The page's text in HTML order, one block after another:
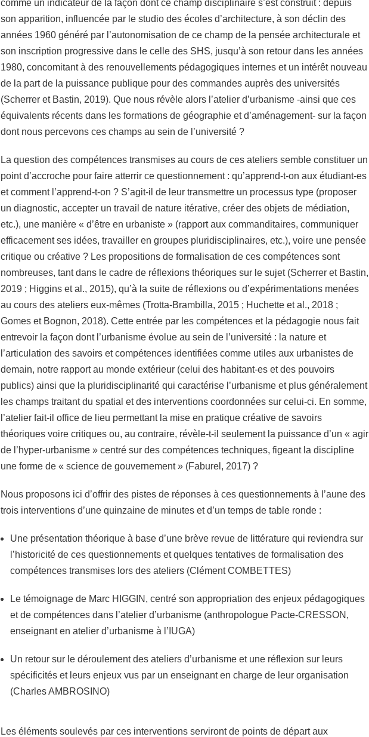
comme un indicateur de la façon dont ce champ disciplinaire s’est construit : depuis
son apparition, influencée par le studio des écoles d’architecture, à son déclin des
années 1960 généré par l’autonomisation de ce champ de la pensée architecturale et
son inscription progressive dans le celle des SHS, jusqu’à son retour dans les années
1980, concomitant à des renouvellements pédagogiques internes et un intérêt nouveau
de la part de la puissance publique pour des commandes auprès des universités
(Scherrer et Bastin, 2019). Que nous révèle alors l’atelier d’urbanisme -ainsi que ces
équivalents récents dans les formations de géographie et d’aménagement- sur la façon
dont nous percevons ces champs au sein de l’université ?
La question des compétences transmises au cours de ces ateliers semble constituer un
point d’accroche pour faire atterrir ce questionnement : qu’apprend-t-on aux étudiant-es
et comment l’apprend-t-on ? S’agit-il de leur transmettre un processus type (proposer
un diagnostic, accepter un travail de nature itérative, créer des objets de médiation,
etc.), une manière « d’être en urbaniste » (rapport aux commanditaires, communiquer
efficacement ses idées, travailler en groupes pluridisciplinaires, etc.), voire une pensée
critique ou créative ? Les propositions de formalisation de ces compétences sont
nombreuses, tant dans le cadre de réflexions théoriques sur le sujet (Scherrer et Bastin,
2019 ; Higgins et al., 2015), qu’à la suite de réflexions ou d’expérimentations menées
au cours des ateliers eux-mêmes (Trotta-Brambilla, 2015 ; Huchette et al., 2018 ;
Gomes et Bognon, 2018). Cette entrée par les compétences et la pédagogie nous fait
entrevoir la façon dont l’urbanisme évolue au sein de l’université : la nature et
l’articulation des savoirs et compétences identifiées comme utiles aux urbanistes de
demain, notre rapport au monde extérieur (celui des habitant-es et des pouvoirs
publics) ainsi que la pluridisciplinarité qui caractérise l’urbanisme et plus généralement
les champs traitant du spatial et des interventions coordonnées sur celui-ci. En somme,
l’atelier fait-il office de lieu permettant la mise en pratique créative de savoirs
théoriques voire critiques ou, au contraire, révèle-t-il seulement la puissance d’un « agir
de l’hyper-urbanisme » centré sur des compétences techniques, figeant la discipline
une forme de « science de gouvernement » (Faburel, 2017) ?
Nous proposons ici d’offrir des pistes de réponses à ces questionnements à l’aune des
trois interventions d’une quinzaine de minutes et d’un temps de table ronde :
Une présentation théorique à base d’une brève revue de littérature qui reviendra sur
l’historicité de ces questionnements et quelques tentatives de formalisation des
compétences transmises lors des ateliers (Clément COMBETTES)
Le témoignage de Marc HIGGIN, centré son appropriation des enjeux pédagogiques
et de compétences dans l’atelier d’urbanisme (anthropologue Pacte-CRESSON,
enseignant en atelier d’urbanisme à l’IUGA)
Un retour sur le déroulement des ateliers d’urbanisme et une réflexion sur leurs
spécificités et leurs enjeux vus par un enseignant en charge de leur organisation
(Charles AMBROSINO)
Les éléments soulevés par ces interventions serviront de points de départ aux